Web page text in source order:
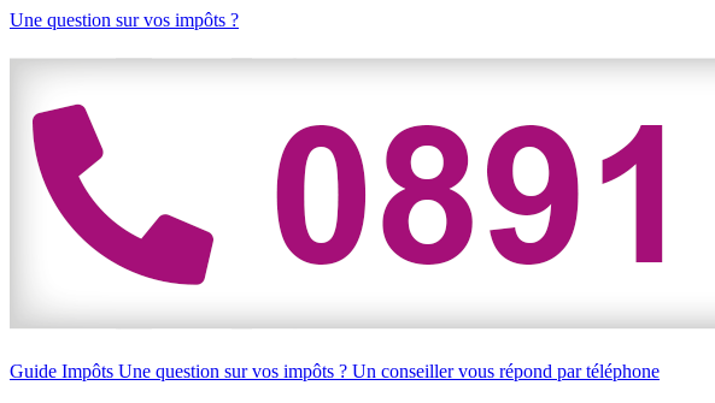
Une question sur vos impôts ?
Guide Impôts Une question sur vos impôts ? Un conseiller vous répond par téléphone